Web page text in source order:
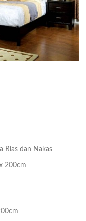
Rias dan Nakas
200cm